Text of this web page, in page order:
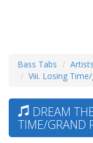
Bass Tabs
Viii. Losing
DREAM
TIME/GRAND